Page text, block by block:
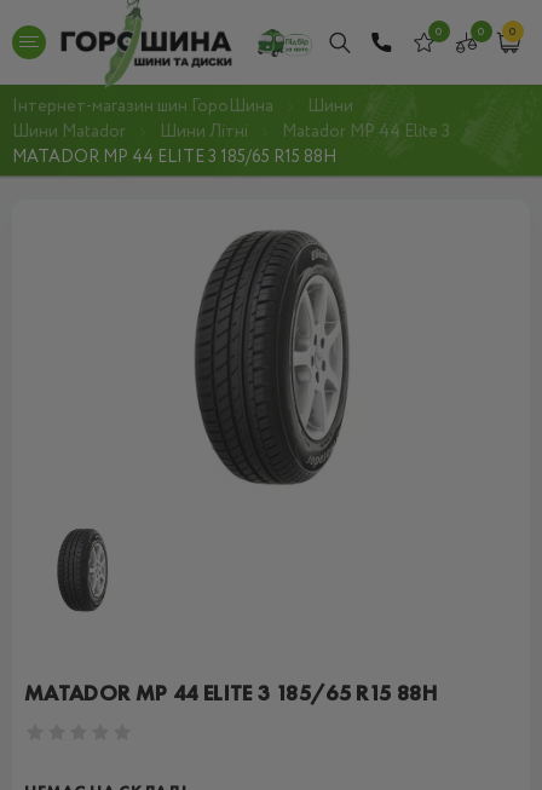
0 0 0
Інтернет-магазин шин ГороШина
Шини
Шини Matador
Шини Літні
Matador MP 44 Elite 3
MATADOR MP 44 ELITE 3 185/65 R15 88H
MATADOR MP 44 ELITE 3 185/65 R15 88H